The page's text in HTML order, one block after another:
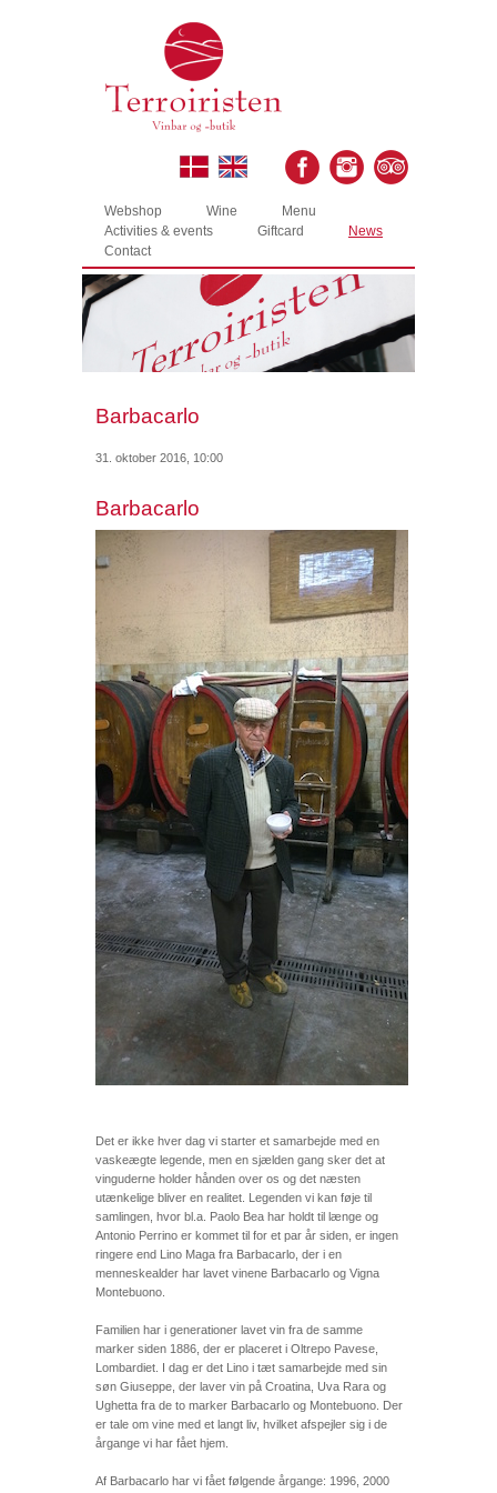
Webshop Wine
Menu
Activities & events
Giftcard
News
Contact
Barbacarlo
31. oktober 2016, 10:00
Barbacarlo
Det er ikke hver dag vi starter et samarbejde med en
vaskeægte legende, men en sjælden gang sker det at
vinguderne holder hånden over os og det næsten
utænkelige bliver en realitet. Legenden vi kan føje til
samlingen, hvor bl.a. Paolo Bea har holdt til længe og
Antonio Perrino er kommet til for et par år siden, er ingen
ringere end Lino Maga fra Barbacarlo, der i en
menneskealder har lavet vinene Barbacarlo og Vigna
Montebuono.
Familien har i generationer lavet vin fra de samme
marker siden 1886, der er placeret i Oltrepo Pavese,
Lombardiet. I dag er det Lino i tæt samarbejde med sin
søn Giuseppe, der laver vin på Croatina, Uva Rara og
Ughetta fra de to marker Barbacarlo og Montebuono. Der
er tale om vine med et langt liv, hvilket afspejler sig i de
årgange vi har fået hjem.
Af Barbacarlo har vi fået følgende årgange: 1996, 2000